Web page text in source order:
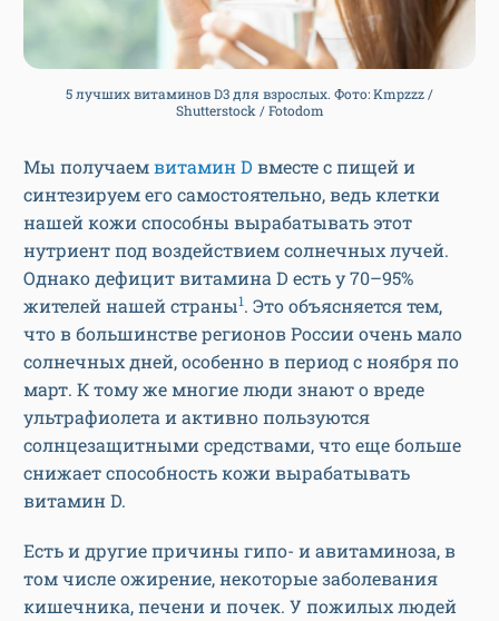
5 лучших витаминов D3 для взрослых. Фото: Kmpzzz /
Shutterstock / Fotodom
Мы получаемвитамин D вместе с пищей и
синтезируем его самостоятельно, ведь клетки
нашей кожи способны вырабатывать этот
нутриент под воздействием солнечных лучей.
Однако дефицит витамина D есть у 70–95%
жителей нашей страны1. Это объясняется тем,
что в большинстве регионов России очень мало
солнечных дней, особенно в период с ноября по
март. К тому же многие люди знают о вреде
ультрафиолета и активно пользуются
солнцезащитными средствами, что еще больше
снижает способность кожи вырабатывать
витамин D.
Есть и другие причины гипо- и авитаминоза, в
том числе ожирение, некоторые заболевания
кишечника, печени и почек. У пожилых людей